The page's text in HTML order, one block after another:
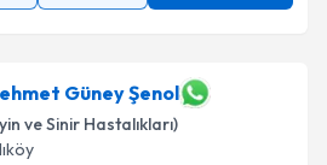
Güney Şenol
ve Sinir Hastalıkları)